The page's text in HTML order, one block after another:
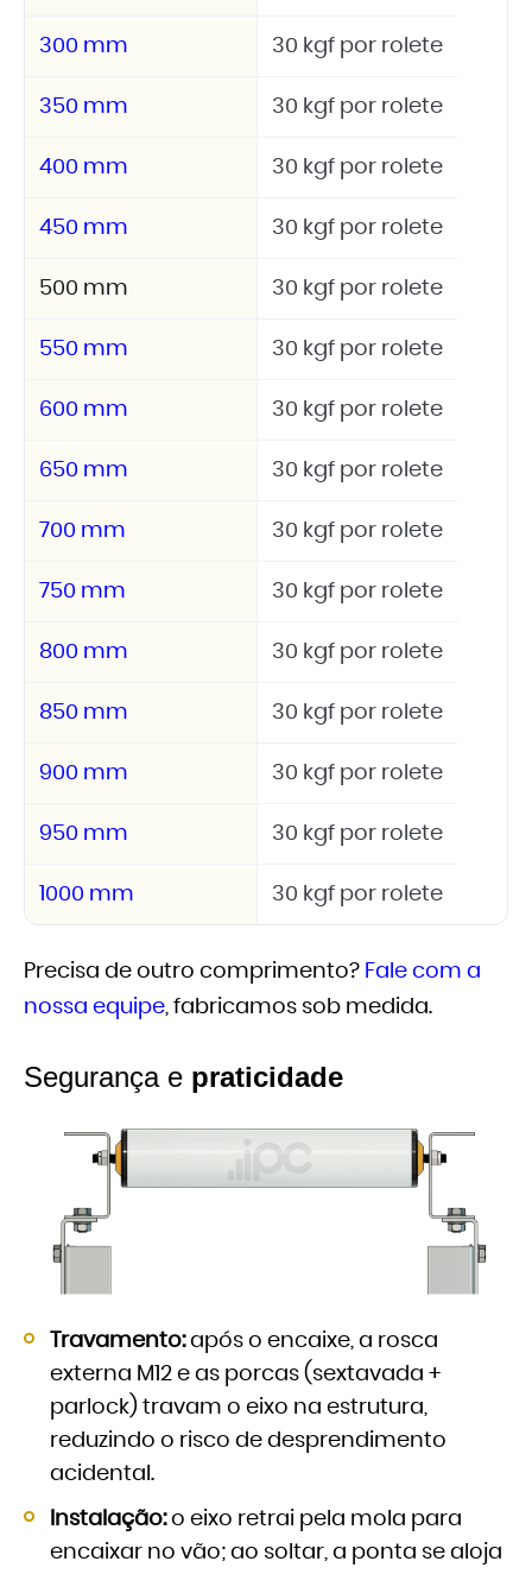
300 mm 30 kgf por rolete
350 mm 30 kgf por rolete
400 mm 30 kgf por rolete
450 mm 30 kgf por rolete
500 mm 30 kgf por rolete
550 mm 30 kgf por rolete
600 mm 30 kgf por rolete
650 mm 30 kgf por rolete
700 mm 30 kgf por rolete
750 mm 30 kgf por rolete
800 mm 30 kgf por rolete
850 mm 30 kgf por rolete
900 mm 30 kgf por rolete
950 mm 30 kgf por rolete
1000 mm 30 kgf por rolete
Precisa de outro comprimento? Fale com a
nossa equipe, fabricamos sob medida.
Segurança e praticidade
Travamento:após o encaixe, a rosca
externa M12 e as porcas (sextavada +
parlock) travam o eixo na estrutura,
reduzindo o risco de desprendimento
acidental.
Instalação:o eixo retrai pela mola para
encaixar no vão; ao soltar, a ponta se aloja